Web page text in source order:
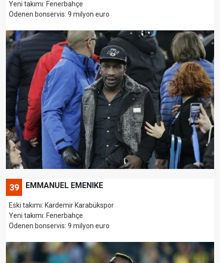
Yeni takımı: Fenerbahçe
Ödenen bonservis: 9 milyon euro
39 EMMANUEL EMENIKE
Eski takımı: Kardemir Karabükspor
Yeni takımı: Fenerbahçe
Ödenen bonservis: 9 milyon euro